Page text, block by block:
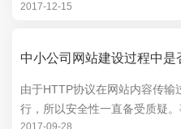
光临，网站才有其真实意义，但
2017-12-15
中小公司网站建设过程中是
由于HTTP协议在网站内容传
行，所以安全性一直备受质疑
2017-09-28